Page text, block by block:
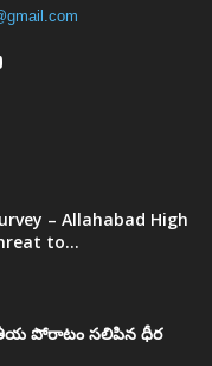
– Allahabad High
to...
పోరాటం సలిపిన ధీర